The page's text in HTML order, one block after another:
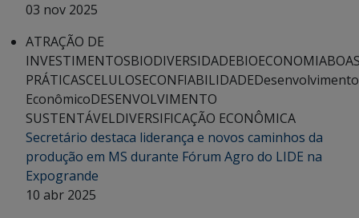
03 nov 2025
ATRAÇÃO DE
INVESTIMENTOSBIODIVERSIDADEBIOECONOMIA
PRÁTICASCELULOSECONFIABILIDADEDesenvolvimento
EconômicoDESENVOLVIMENTO
SUSTENTÁVELDIVERSIFICAÇÃO ECONÔMICA
Secretário destaca liderança e novos caminhos da
produção em MS durante Fórum Agro do LIDE na
Expogrande
10 abr 2025